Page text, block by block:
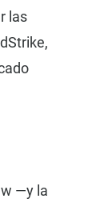
las
—y la